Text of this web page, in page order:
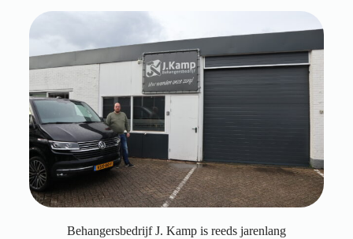
Behangersbedrijf J. Kamp is reeds jarenlang